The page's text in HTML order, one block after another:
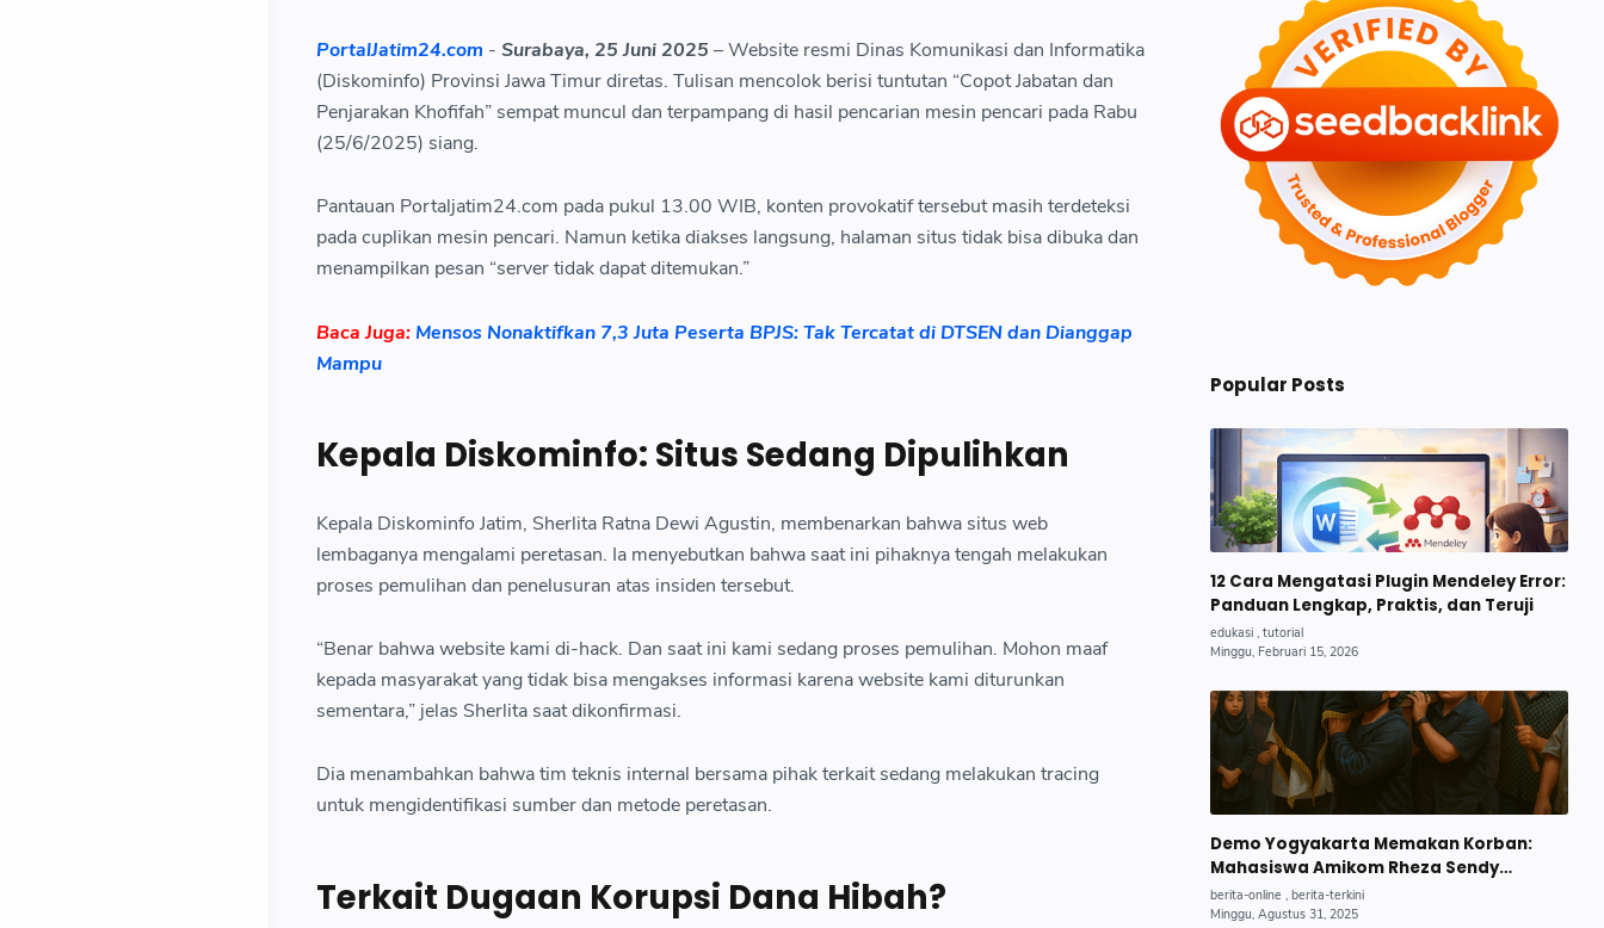
PortalJatim24.com - Surabaya, 25 Juni 2025 – Website resmi Dinas Komunikasi dan Informatika
(Diskominfo) Provinsi Jawa Timur diretas. Tulisan mencolok berisi tuntutan “Copot Jabatan dan
Penjarakan Khofifah” sempat muncul dan terpampang di hasil pencarian mesin pencari pada Rabu
(25/6/2025) siang.
Pantauan Portaljatim24.com pada pukul 13.00 WIB, konten provokatif tersebut masih terdeteksi
pada cuplikan mesin pencari. Namun ketika diakses langsung, halaman situs tidak bisa dibuka dan
menampilkan pesan “server tidak dapat ditemukan.”
Baca Juga: Mensos Nonaktifkan 7,3 Juta Peserta BPJS: Tak Tercatat di DTSEN dan Dianggap
Mampu
Kepala Diskominfo: Situs Sedang Dipulihkan
Kepala Diskominfo Jatim, Sherlita Ratna Dewi Agustin, membenarkan bahwa situs web
lembaganya mengalami peretasan. Ia menyebutkan bahwa saat ini pihaknya tengah melakukan
proses pemulihan dan penelusuran atas insiden tersebut.
“Benar bahwa website kami di-hack. Dan saat ini kami sedang proses pemulihan. Mohon maaf
kepada masyarakat yang tidak bisa mengakses informasi karena website kami diturunkan
sementara,” jelas Sherlita saat dikonfirmasi.
Dia menambahkan bahwa tim teknis internal bersama pihak terkait sedang melakukan tracing
untuk mengidentifikasi sumber dan metode peretasan.
Terkait Dugaan Korupsi Dana Hibah?
Popular Posts
12 Cara Mengatasi Plugin Mendeley Error:
Panduan Lengkap, Praktis, dan Teruji
Demo Yogyakarta Memakan Korban:
Mahasiswa Amikom Rheza Sendy
Pratama Gugur, Begini Kronologi
Lengkapnya.